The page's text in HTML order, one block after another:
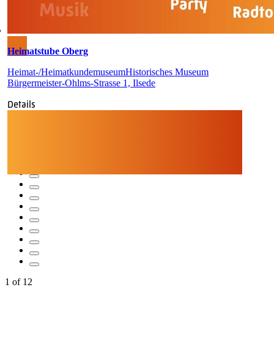
Heimatstube Oberg
Heimat-/HeimatkundemuseumHistorisches Museum
Bürgermeister-Ohlms-Strasse 1, Ilsede
Details
1 of 12